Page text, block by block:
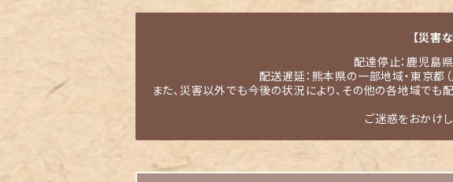
【災害
配達停止：鹿児島
配送遅延：熊本県の一部地域・東京都
また、災害以外でも今後の状況により、その他の各地域で
ご迷惑をおかけ